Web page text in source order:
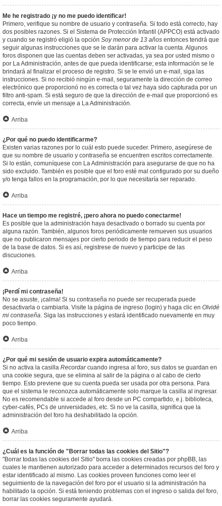
Me he registrado ¡y no me puedo identificar!
Primero, verifique su nombre de usuario y contraseña. Si todo está correcto, hay
dos posibles razones. Si el Sistema de Protección Infantil (APPCO) está activado
y cuando se registró eligió la opción Soy menor de 13 años entonces tendrá que
seguir algunas instrucciones que se le darán para activar la cuenta. Algunos
foros disponen que las cuentas deben ser activadas, ya sea por usted mismo o
por La Administración, antes de que pueda identificarse; esta información se le
brindará al finalizar el proceso de registro. Si se le envió un e-mail, siga las
instrucciones. Si no recibió ningún e-mail, seguramente la dirección de correo
electrónico que proporcionó no es correcta o tal vez haya sido capturada por un
filtro anti-spam. Si está seguro de que la dirección de e-mail que proporcionó es
correcta, envíe un mensaje a La Administración.
Arriba
¿Por qué no puedo identificarme?
Existen varias razones por lo cuál esto puede suceder. Primero, asegúrese de
que su nombre de usuario y contraseña se encuentren escritos correctamente.
Si lo están, comuníquese con La Administración para asegurarse de que no ha
sido excluido. También es posible que el foro esté mal configurado por su dueño
y/o tenga fallos en la programación, por lo que necesitaría ser reparado.
Arriba
Hace un tiempo me registré, ¡pero ahora no puedo conectarme!
Es posible que la administración haya desactivado o borrado su cuenta por
alguna razón. También, algunos foros periódicamente remueven sus usuarios
que no publicaron mensajes por cierto periodo de tiempo para reducir el peso
de la base de datos. Si es así, registrese de nuevo y participe de las
discuciones.
Arriba
¡Perdí mi contraseña!
No se asuste, ¡calma! Si su contraseña no puede ser recuperada puede
desactivarla o cambiarla. Visite la página de ingreso (login) y haga clic en Olvidé
mi contraseña. Siga las instrucciones y estará identificado nuevamente en muy
poco tiempo.
Arriba
¿Por qué mi sesión de usuario expira automáticamente?
Si no activa la casilla Recordarcuando ingresa al foro, sus datos se guardan en
una cookie segura, que se elimina al salir de la página o al cabo de cierto
tiempo. Esto previene que su cuenta pueda ser usada por otra persona. Para
que el sistema le reconozca automáticamente solo marque la casilla al ingresar.
No es recomendable si accede al foro desde un PC compartido, e.j. biblioteca,
cyber-cafés, PCs de universidades, etc. Si no ve la casilla, significa que la
administración del foro ha deshabilitado la opción.
Arriba
¿Cuál es la función de "Borrar todas las cookies del Sitio"?
"Borrar todas las cookies del Sitio" borra las cookies creadas por phpBB, las
cuales le mantienen autorizado para acceder a determinados recursos del foro y
estar identificado al mismo. Las cookies proveen funciones como leer el
seguimiento de la navegación del foro por el usuario si la administración ha
habilitado la opción. Si está teniendo problemas con el ingreso o salida del foro,
borrar las cookies seguramente ayudará.